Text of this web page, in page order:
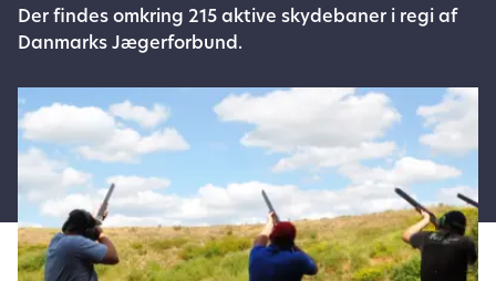
Der findes omkring 215 aktive skydebaner i regi af
Danmarks Jægerforbund.